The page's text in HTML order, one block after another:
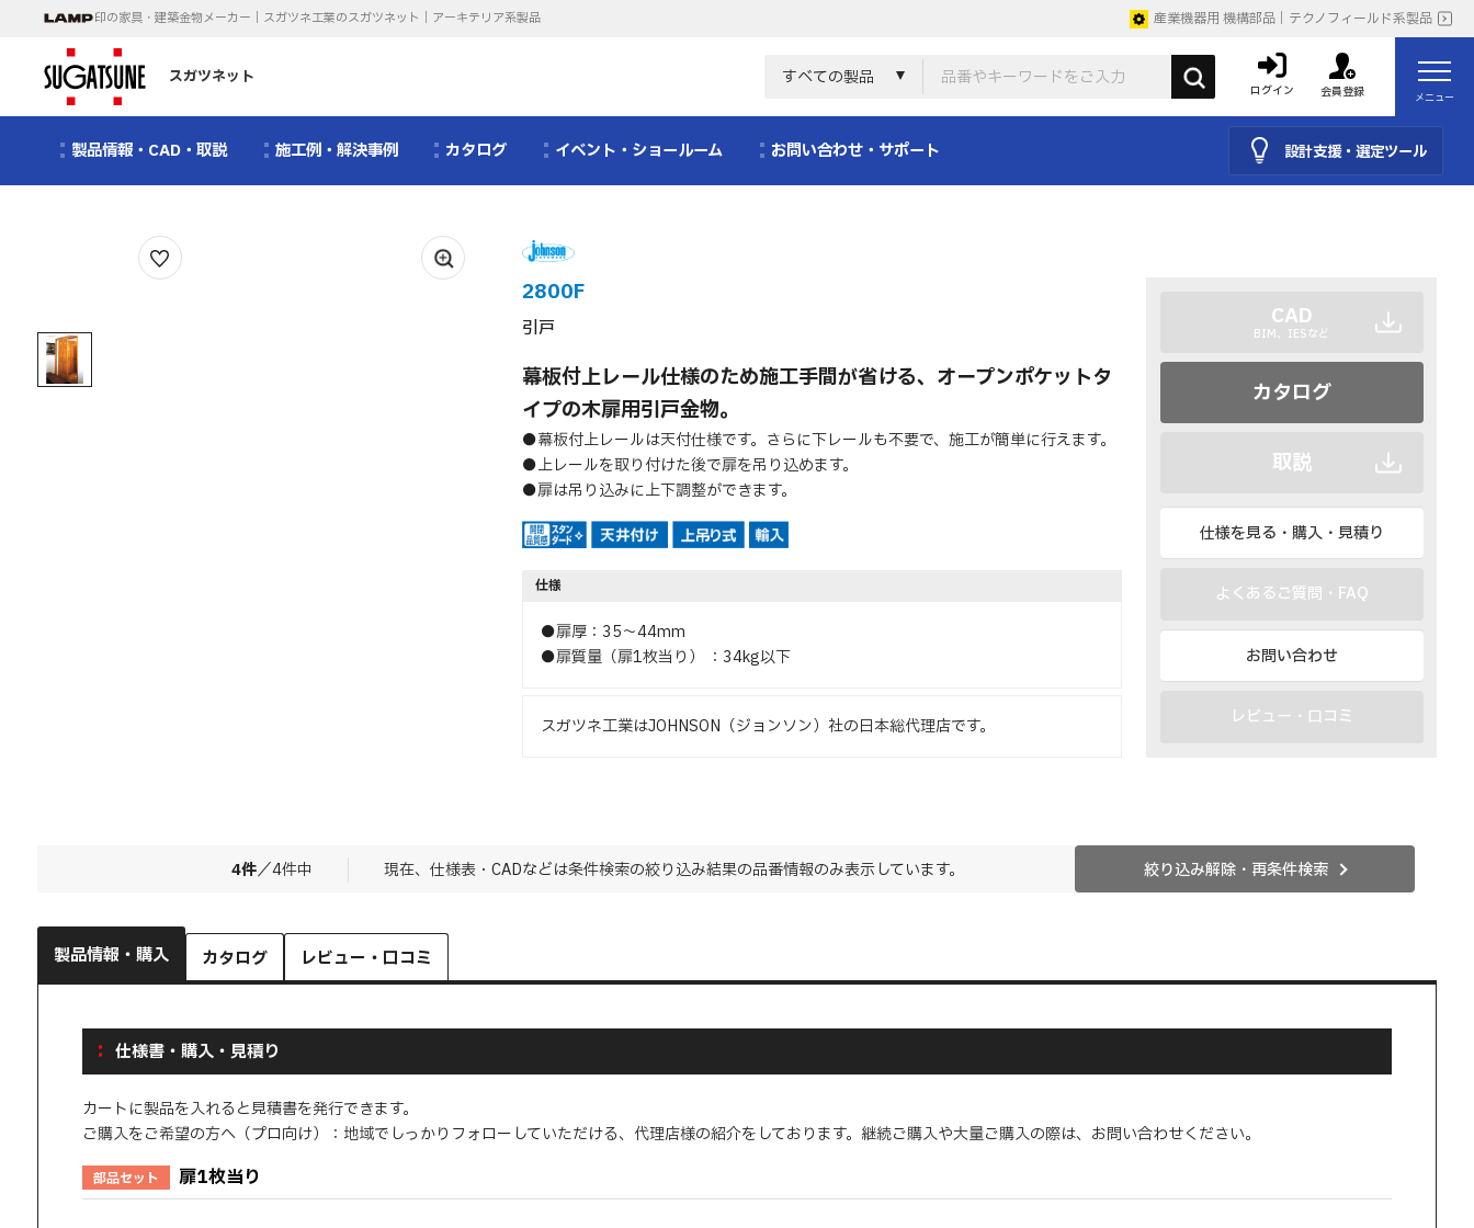
印の家具・建築金物メーカー｜スガツネ工業のスガツネット｜アーキテリア系製品 産業機器用 機構部品｜テクノフィールド系製品
スガツネット すべての製品
ログイン 会員登録 メニュー
製品情報・CAD・取説 施工例・解決事例 カタログ イベント・ショールーム お問い合わせ・サポート 設計支援・選定ツール
2800F
引戸
幕板付上レール仕様のため施工手間が省ける、オープンポケットタ
イプの木扉用引戸金物。
●幕板付上レールは天付仕様です。さらに下レールも不要で、施工が簡単に行えます。
●上レールを取り付けた後で扉を吊り込めます。
●扉は吊り込みに上下調整ができます。
仕様
●扉厚：35～44mm
●扉質量（扉1枚当り） ：34kg以下
スガツネ工業はJOHNSON（ジョンソン）社の日本総代理店です。
CAD
BIM、IESなど
カタログ
取説
仕様を見る・購入・見積り
よくあるご質問・FAQ
お問い合わせ
レビュー・口コミ
4件／4件中 現在、仕様表・CADなどは条件検索の絞り込み結果の品番情報のみ表示しています。 絞り込み解除・再条件検索
製品情報・購入 カタログ レビュー・口コミ
仕様書・購入・見積り
カートに製品を入れると見積書を発行できます。
ご購入をご希望の方へ（プロ向け）：地域でしっかりフォローしていただける、代理店様の紹介をしております。継続ご購入や大量ご購入の際は、お問い合わせください。
部品セット 扉1枚当り